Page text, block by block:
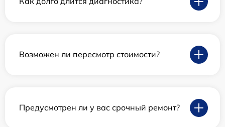
Возможен ли пересмотр стоимости?
Предусмотрен ли у вас срочный ремонт?